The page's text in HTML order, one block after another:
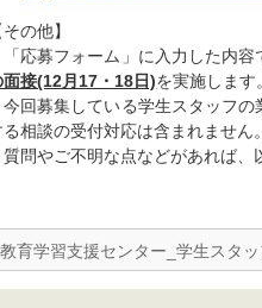
の他】
「応募フォーム」に入力した内
面接(12月17・18日)を実施します
今回募集している学生スタッフ
る相談の受付対応は含まれません。
質問やご不明な点などがあれば、
教育学習支援センター_学生スタ